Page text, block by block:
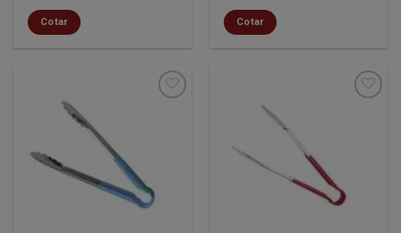
Cotar Cotar
desejos
desejos